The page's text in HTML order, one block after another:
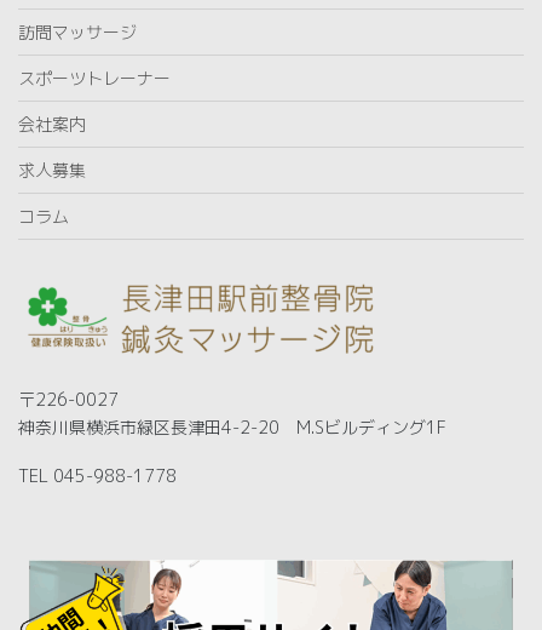
訪問マッサージ
スポーツトレーナー
会社案内
求人募集
コラム
〒226-0027
神奈川県横浜市緑区長津田4-2-20 M.Sビルディング1F
TEL 045-988-1778